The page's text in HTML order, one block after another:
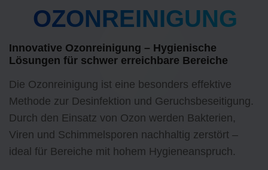
OZONREINIGUNG
Innovative Ozonreinigung – Hygienische
Lösungen für schwer erreichbare Bereiche
Die Ozonreinigung ist eine besonders effektive
Methode zur Desinfektion und Geruchsbeseitigung.
Durch den Einsatz von Ozon werden Bakterien,
Viren und Schimmelsporen nachhaltig zerstört –
ideal für Bereiche mit hohem Hygieneanspruch.